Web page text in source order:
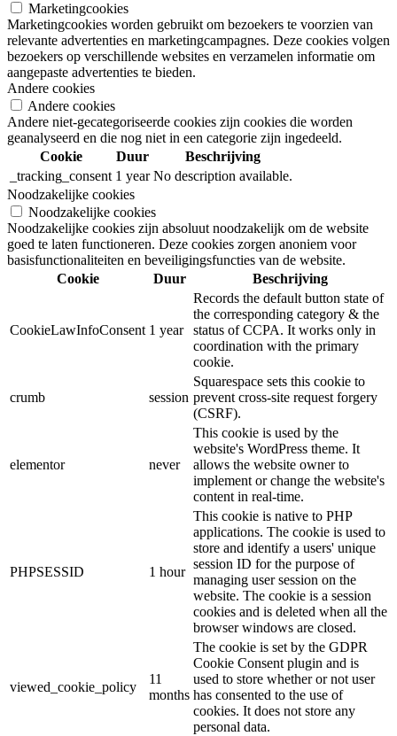
Marketingcookies
Marketingcookies worden gebruikt om bezoekers te voorzien van
relevante advertenties en marketingcampagnes. Deze cookies volgen
bezoekers op verschillende websites en verzamelen informatie om
aangepaste advertenties te bieden.
Andere cookies
Andere cookies
Andere niet-gecategoriseerde cookies zijn cookies die worden
geanalyseerd en die nog niet in een categorie zijn ingedeeld.
Cookie
Duur
Beschrijving
_tracking_consent 1 year No description available.
Noodzakelijke cookies
Noodzakelijke cookies
Noodzakelijke cookies zijn absoluut noodzakelijk om de website
goed te laten functioneren. Deze cookies zorgen anoniem voor
basisfunctionaliteiten en beveiligingsfuncties van de website.
Cookie
Duur Beschrijving
CookieLawInfoConsent 1 year
Records the default button state of
the corresponding category & the
status of CCPA. It works only in
coordination with the primary
cookie.
crumb session
Squarespace sets this cookie to
prevent cross-site request forgery
(CSRF).
elementor never
This cookie is used by the
website's WordPress theme. It
allows the website owner to
implement or change the website's
content in real-time.
PHPSESSID 1 hour
This cookie is native to PHP
applications. The cookie is used to
store and identify a users' unique
session ID for the purpose of
managing user session on the
website. The cookie is a session
cookies and is deleted when all the
browser windows are closed.
viewed_cookie_policy
11
months
The cookie is set by the GDPR
Cookie Consent plugin and is
used to store whether or not user
has consented to the use of
cookies. It does not store any
personal data.